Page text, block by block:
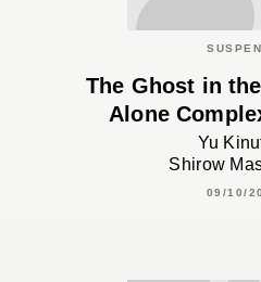
The Ghost in
Alone
Yu
Shirow
09/10/